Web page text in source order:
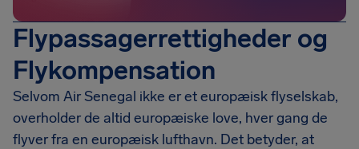
Flypassagerrettigheder og
Flykompensation
Selvom Air Senegal ikke er et europæisk flyselskab,
overholder de altid europæiske love, hver gang de
flyver fra en europæisk lufthavn. Det betyder, at